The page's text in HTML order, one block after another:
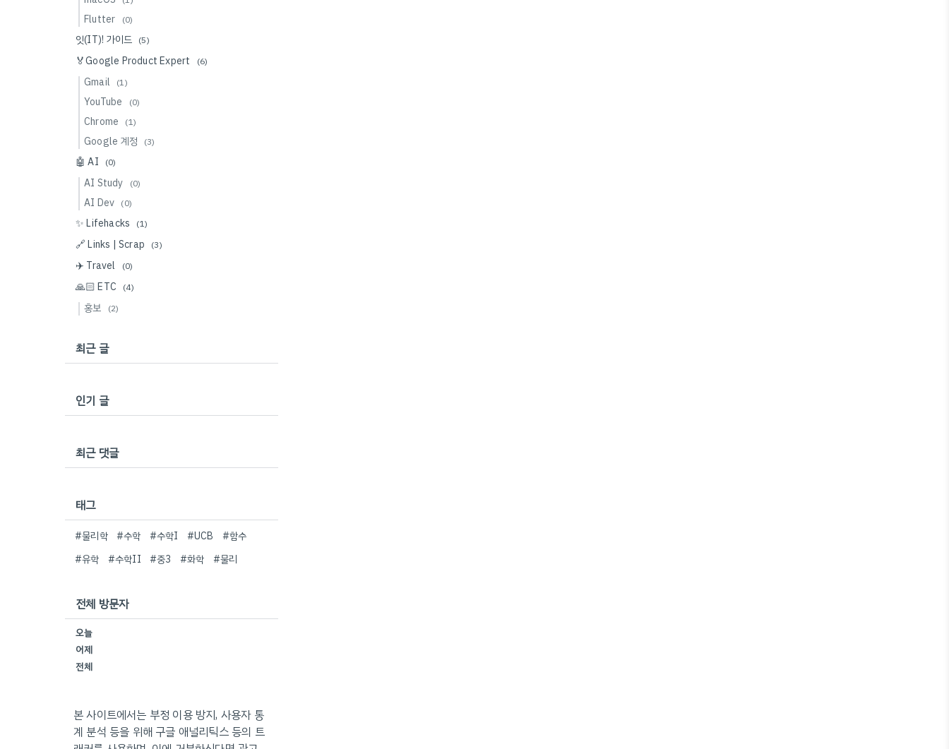
Flutter (0)
잇(IT)! 가이드 (5)
🏅Google Product Expert (6)
Gmail (1)
YouTube (0)
Chrome (1)
Google 계정 (3)
🤖 AI (0)
AI Study (0)
AI Dev (0)
✨ Lifehacks (1)
🔗 Links | Scrap (3)
✈️ Travel (0)
🙏🏻 ETC (4)
홍보 (2)
최근 글
인기 글
최근 댓글
태그
#물리학 #수학 #수학I #UCB
#함수
#유학
#수학II #중3 #화학 #물리
전체 방문자
오늘
어제
전체
본 사이트에서는 부정 이용 방지, 사용자 통
계 분석 등을 위해 구글 애널리틱스 등의 트